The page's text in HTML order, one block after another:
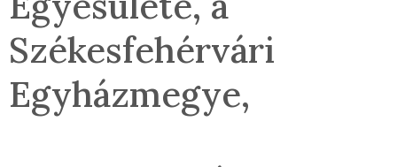
Székesfehérvári
Egyházmegye,